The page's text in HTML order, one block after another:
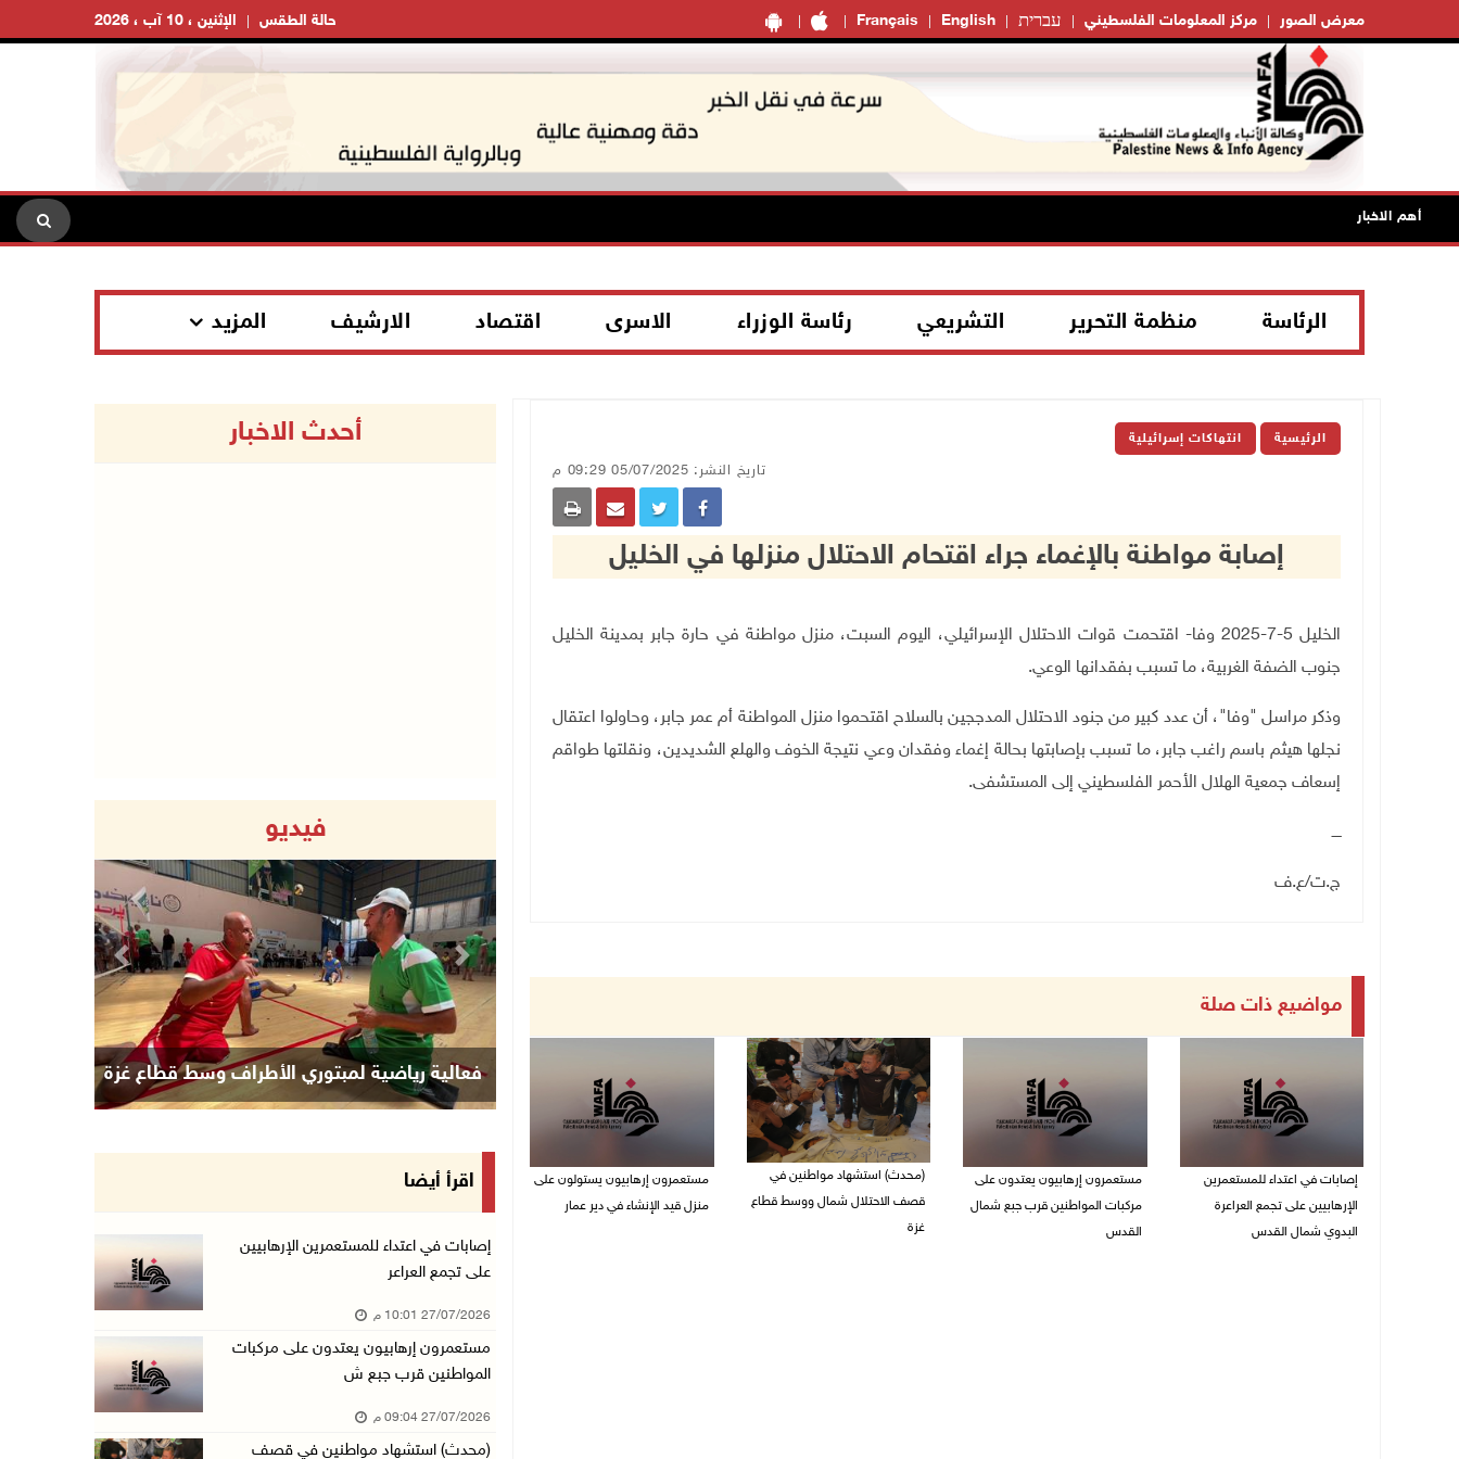
Français English עברית مركز المعلومات الفلسطيني معرض الصور الإثنين ، 10 آب ، 2026 حالة الطقس
أهم الاخبار
الرئاسة منظمة التحرير التشريعي رئاسة الوزراء الاسرى اقتصاد الارشيف المزيد
الرئيسية انتهاكات إسرائيلية
تاريخ النشر: 05/07/2025 09:29 م
إصابة مواطنة بالإغماء جراء اقتحام الاحتلال منزلها في الخليل
الخليل 5-7-2025 وفا- اقتحمت قوات الاحتلال الإسرائيلي، اليوم السبت، منزل مواطنة في حارة جابر بمدينة الخليل
جنوب الضفة الغربية، ما تسبب بفقدانها الوعي.
وذكر مراسل "وفا"، أن عدد كبير من جنود الاحتلال المدججين بالسلاح اقتحموا منزل المواطنة أم عمر جابر، وحاولوا اعتقال
نجلها هيثم باسم راغب جابر، ما تسبب بإصابتها بحالة إغماء وفقدان وعي نتيجة الخوف والهلع الشديدين، ونقلتها طواقم
إسعاف جمعية الهلال الأحمر الفلسطيني إلى المستشفى.
ــــ
ج.ت/ع.ف
مواضيع ذات صلة
إصابات في اعتداء للمستعمرين
الإرهابيين على تجمع العراعرة
البدوي شمال القدس
مستعمرون إرهابيون يعتدون على
مركبات المواطنين قرب جبع شمال
القدس
(محدث) استشهاد مواطنين في
قصف الاحتلال شمال ووسط قطاع
غزة
مستعمرون إرهابيون يستولون على
منزل قيد الإنشاء في دير عمار
أحدث الاخبار
فيديو
فعالية رياضية لمبتوري الأطراف وسط قطاع غزة
Previous Next
اقرأ أيضا
إصابات في اعتداء للمستعمرين الإرهابيين
على تجمع العراعر
27/07/2026 10:01 م
مستعمرون إرهابيون يعتدون على مركبات
المواطنين قرب جبع ش
27/07/2026 09:04 م
(محدث) استشهاد مواطنين في قصف